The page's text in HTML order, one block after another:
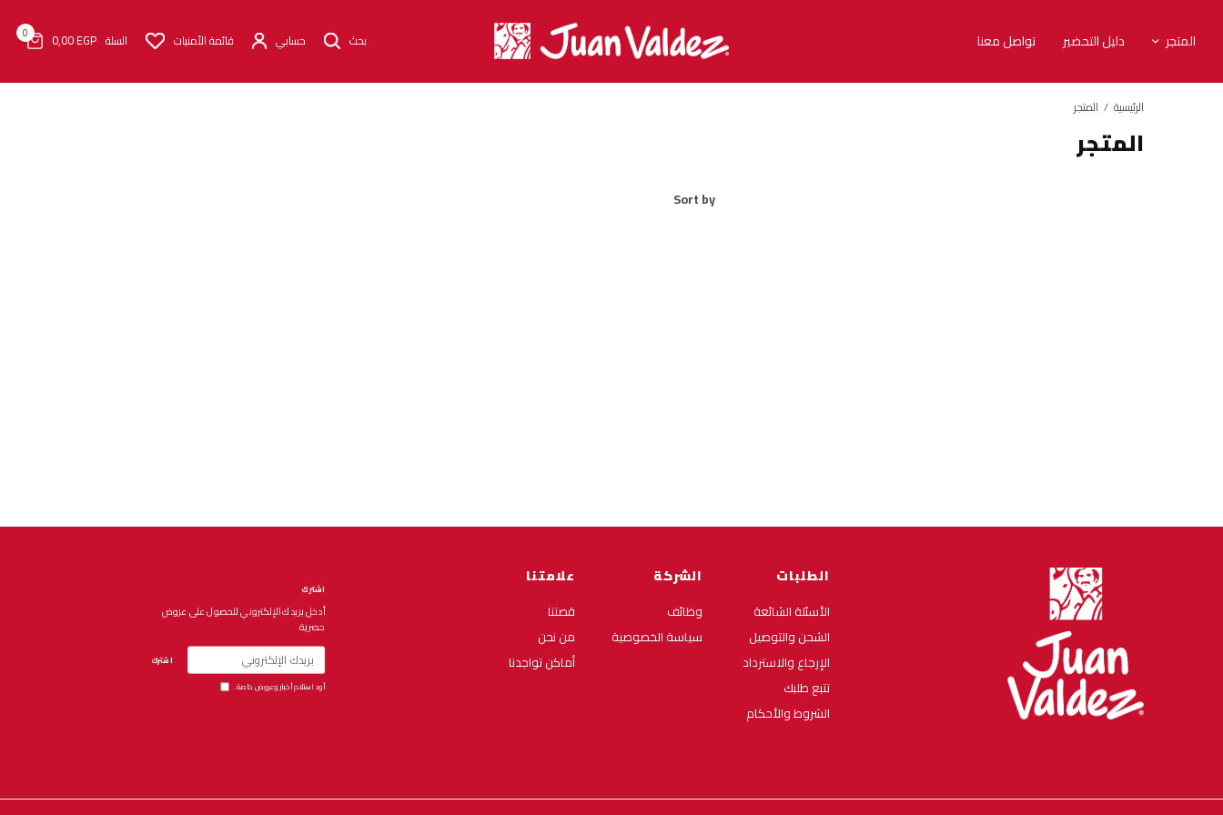
المتجر دليل التحضير تواصل معنا بحث حسابي قائمة الأمنيات السلة 0٫00EGP
0
الرئيسية / المتجر
المتجر
Sort by
الطلبات
الأسئلة الشائعة
الشحن والتوصيل
الإرجاع والاسترداد
تتبع طلبك
الشروط والأحكام
الشركة
وظائف
سياسة الخصوصية
علامتنا
قصتنا
من نحن
أماكن تواجدنا
اشترك
أدخل بريدك الإلكتروني للحصول على عروض
حصرية
اشترك
أود استلام أخبار وعروض خاصة.